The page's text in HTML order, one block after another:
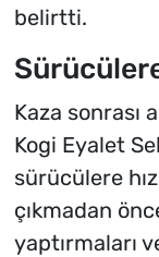
belirtti.
Kaza sonrası
Kogi Eyalet
sürücülere hız
çıkmadan
yaptırmaları